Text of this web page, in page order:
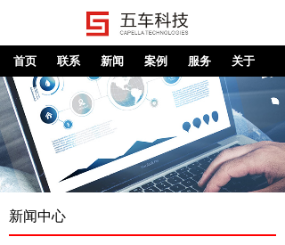
首页 联系 新闻 案例 服务 关于
新闻中心